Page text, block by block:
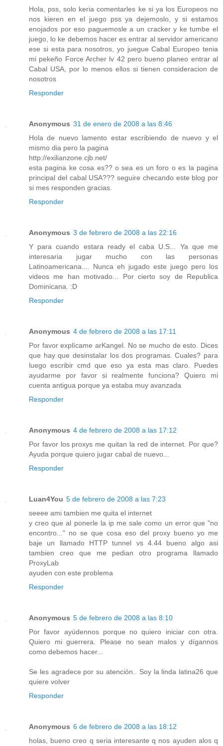
Hola, pss, solo keria comentarles ke si ya los Europeos no
nos kieren en el juego pss ya dejemoslo, y si estamos
enojados por eso paguemosle a un cracker y ke tumbe el
juego, lo ke debemos hacer es entrar al servidor americano
ese si esta para nosotros, yo juegue Cabal Europeo tenia
mi pekeño Force Archer lv 42 pero bueno planeo entrar al
Cabal USA, por lo menos ellos si tienen consideracion de
nosotros
Responder
Anonymous 31 de enero de 2008 a las 8:46
Hola de nuevo lamento estar escribiendo de nuevo y el
mismo dia pero la pagina
http://exilianzone.cjb.net/
esta pagina ke cosa es?? o sea es un foro o es la pagina
principal del cabal USA??? seguire checando este blog por
si mes responden gracias.
Responder
Anonymous 3 de febrero de 2008 a las 22:16
Y para cuando estara ready el caba U.S... Ya que me
interesaria jugar mucho con las personas
Latinoamericana.... Nunca eh jugado este juego pero los
videos me han motivado... Por cierto soy de Republica
Dominicana. :D
Responder
Anonymous 4 de febrero de 2008 a las 17:11
Por favor explícame arKangel. No se mucho de esto. Dices
que hay que desinstalar los dos programas. Cuales? para
luego escribir cmd que eso ya esta mas claro. Puedes
ayudarme por favor si realmente funciona? Quiero mi
cuenta antigua porque ya estaba muy avanzada
Responder
Anonymous 4 de febrero de 2008 a las 17:12
Por favor los proxys me quitan la red de internet. Por que?
Ayuda porque quiero jugar cabal de nuevo...
Responder
Luan4You 5 de febrero de 2008 a las 7:23
seeee ami tambien me quita el internet
y creo que al ponerle la ip me sale como un error que "no
encontro..." no se que cosa eso del proxy bueno yo me
baje un llamado HTTP tunnel vs 4.44 bueno algo asi
tambien creo que me pedian otro programa llamado
ProxyLab
ayuden con este problema
Responder
Anonymous 5 de febrero de 2008 a las 8:10
Por favor ayúdennos porque no quiero iniciar con otra.
Quiero mi guerrera. Please no sean malos y dígannos
como debemos hacer...
Se les agradece por su atención.. Soy la linda latina26 que
quiere volver
Responder
Anonymous 6 de febrero de 2008 a las 18:12
holas, bueno creo q seria interesante q nos ayuden alos q